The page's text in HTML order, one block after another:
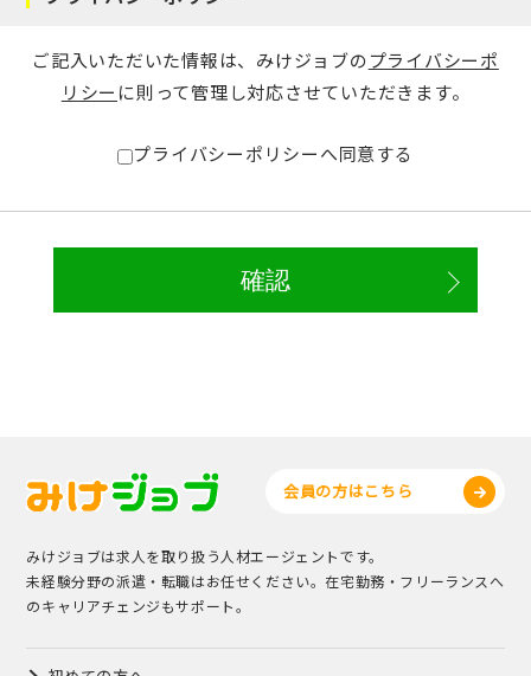
ご記入いただいた情報は、みけジョブのプライバシーポ
リシー に則って管理し対応させていただきます。
プライバシーポリシーへ同意する
会員の方はこちら
みけジョブは求人を取り扱う人材エージェントです。
未経験分野の派遣・転職はお任せください。在宅勤務・フリーランスへ
のキャリアチェンジもサポート。